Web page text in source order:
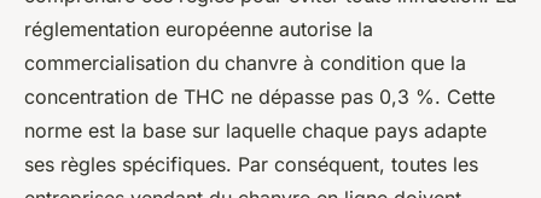
réglementation européenne autorise la
commercialisation du chanvre à condition que la
concentration de THC ne dépasse pas 0,3 %. Cette
norme est la base sur laquelle chaque pays adapte
ses règles spécifiques. Par conséquent, toutes les